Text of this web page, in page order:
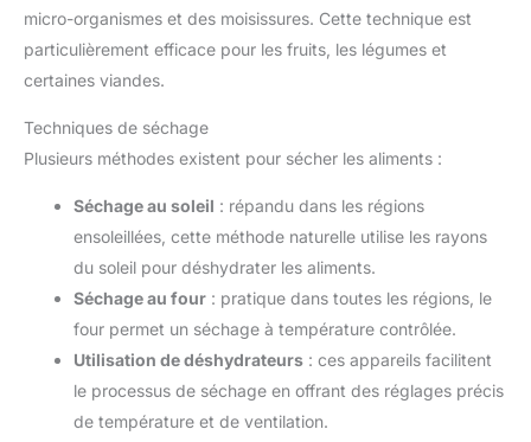
micro-organismes et des moisissures. Cette technique est
particulièrement efficace pour les fruits, les légumes et
certaines viandes.
Techniques de séchage
Plusieurs méthodes existent pour sécher les aliments :
Séchage au soleil : répandu dans les régions
ensoleillées, cette méthode naturelle utilise les rayons
du soleil pour déshydrater les aliments.
Séchage au four : pratique dans toutes les régions, le
four permet un séchage à température contrôlée.
Utilisation de déshydrateurs : ces appareils facilitent
le processus de séchage en offrant des réglages précis
de température et de ventilation.